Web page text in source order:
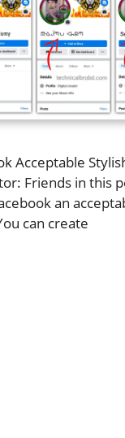
Acceptable
Friends in this
an
can create